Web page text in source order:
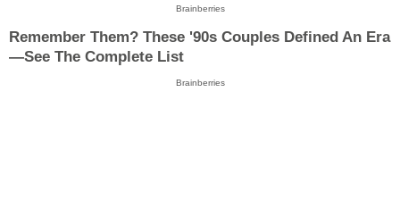
Brainberries
Remember Them? These '90s Couples Defined An Era
—See The Complete List
Brainberries